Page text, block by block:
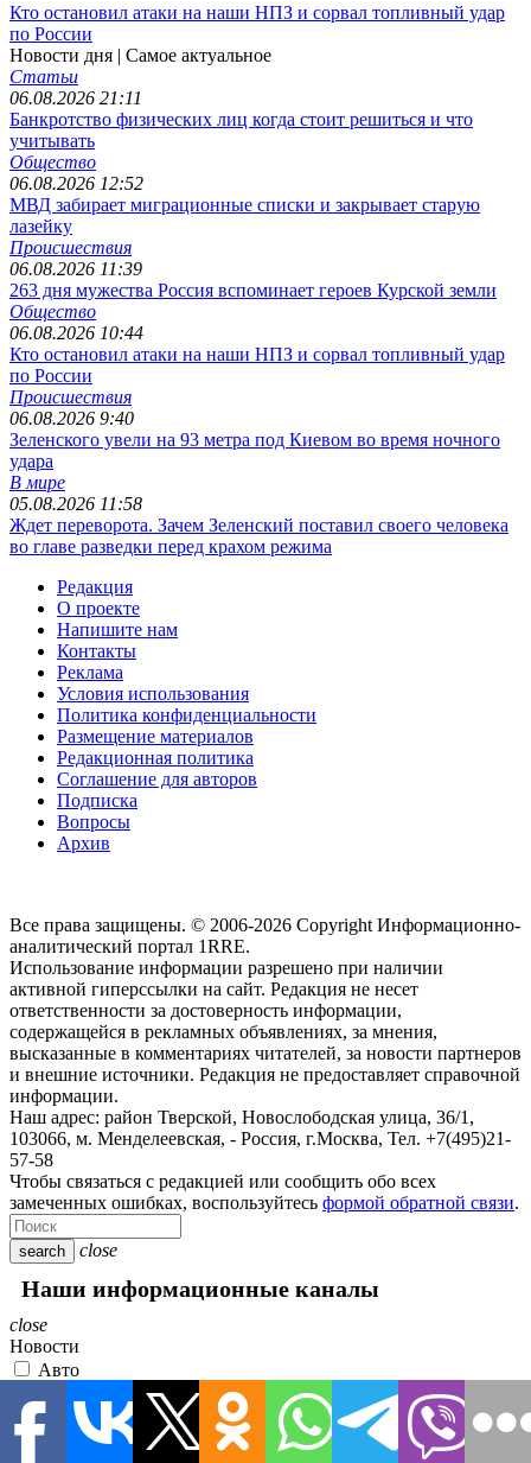
Кто остановил атаки на наши НПЗ и сорвал топливный удар
по России
Новости дня | Самое актуальное
Статьи
06.08.2026 21:11
Банкротство физических лиц когда стоит решиться и что
учитывать
Общество
06.08.2026 12:52
МВД забирает миграционные списки и закрывает старую
лазейку
Происшествия
06.08.2026 11:39
263 дня мужества Россия вспоминает героев Курской земли
Общество
06.08.2026 10:44
Кто остановил атаки на наши НПЗ и сорвал топливный удар
по России
Происшествия
06.08.2026 9:40
Зеленского увели на 93 метра под Киевом во время ночного
удара
В мире
05.08.2026 11:58
Ждет переворота. Зачем Зеленский поставил своего человека
во главе разведки перед крахом режима
Редакция
О проекте
Напишите нам
Контакты
Реклама
Условия использования
Политика конфиденциальности
Размещение материалов
Редакционная политика
Соглашение для авторов
Подписка
Вопросы
Архив
Все права защищены. © 2006-2026 Copyright Информационно-
аналитический портал 1RRE.
Использование информации разрешено при наличии
активной гиперссылки на сайт. Редакция не несет
ответственности за достоверность информации,
содержащейся в рекламных объявлениях, за мнения,
высказанные в комментариях читателей, за новости партнеров
и внешние источники. Редакция не предоставляет справочной
информации.
Наш адрес: район Тверской, Новослободская улица, 36/1 ,
103066, м. Менделеевская, - Россия, г.Москва, Тел. +7(495)21-
57-58
Чтобы связаться с редакцией или сообщить обо всех
замеченных ошибках, воспользуйтесь формой обратной связи.
search close
Наши информационные каналы
close
Новости
Авто
Гороскоп
Здоровье